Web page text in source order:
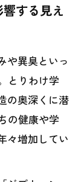
する見え
や異臭といっ
とりわけ学
の奥深くに潜
の健康や学
々増加してい